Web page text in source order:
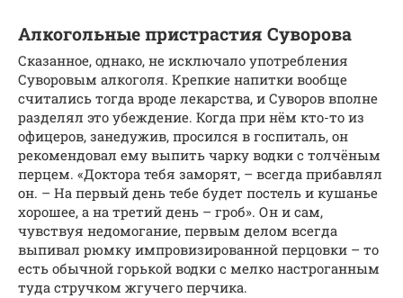
Алкогольные пристрастия Суворова
Сказанное, однако, не исключало употребления
Суворовым алкоголя. Крепкие напитки вообще
считались тогда вроде лекарства, и Суворов вполне
разделял это убеждение. Когда при нём кто-то из
офицеров, занедужив, просился в госпиталь, он
рекомендовал ему выпить чарку водки с толчёным
перцем. «Доктора тебя заморят, – всегда прибавлял
он. – На первый день тебе будет постель и кушанье
хорошее, а на третий день – гроб». Он и сам,
чувствуя недомогание, первым делом всегда
выпивал рюмку импровизированной перцовки – то
есть обычной горькой водки с мелко настроганным
туда стручком жгучего перчика.